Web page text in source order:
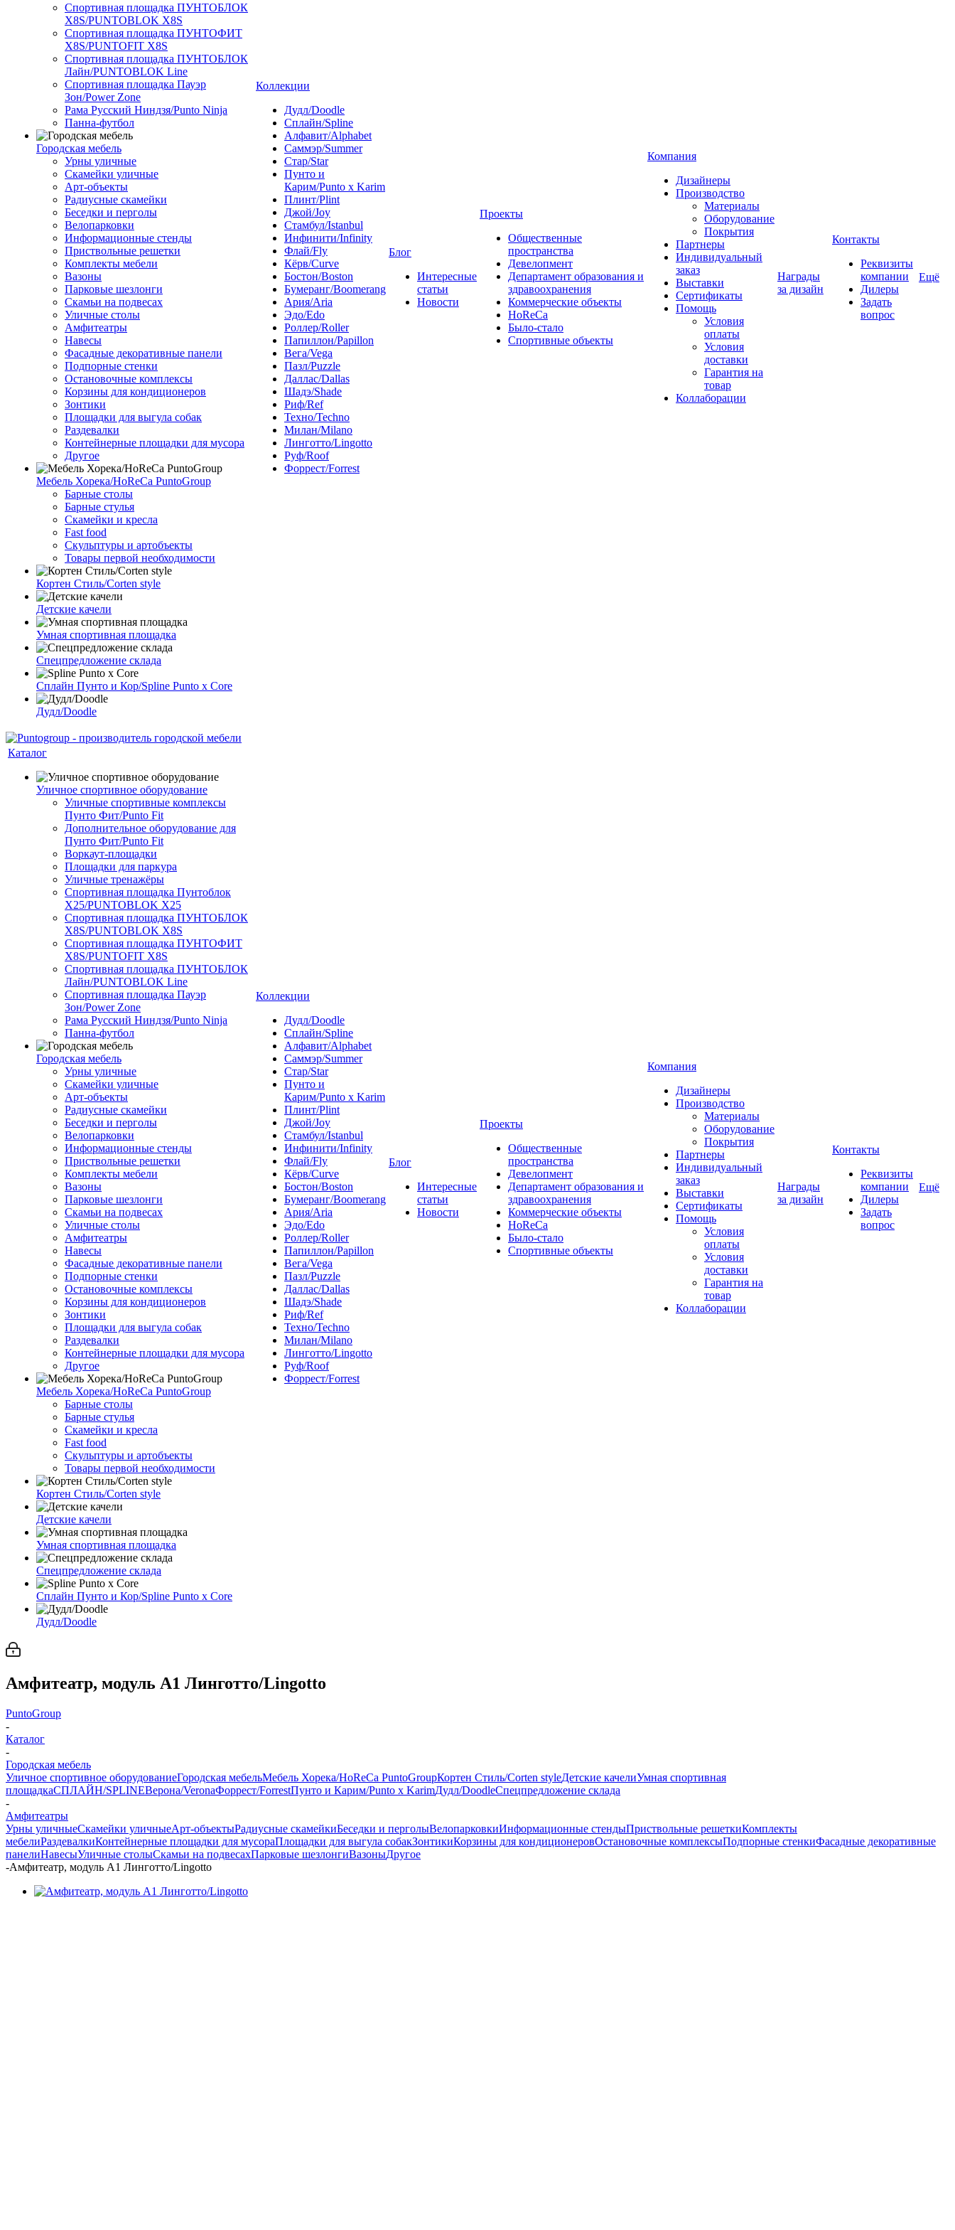
Спортивная площадка ПУНТОБЛОК
X8S/PUNTOBLOK X8S
Спортивная площадка ПУНТОФИТ
X8S/PUNTOFIT X8S
Спортивная площадка ПУНТОБЛОК
Лайн/PUNTOBLOK Line
Спортивная площадка Пауэр
Зон/Power Zone
Рама Русский Ниндзя/Punto Ninja
Панна-футбол
Городская мебель
Урны уличные
Скамейки уличные
Арт-объекты
Радиусные скамейки
Беседки и перголы
Велопарковки
Информационные стенды
Приствольные решетки
Комплекты мебели
Вазоны
Парковые шезлонги
Скамьи на подвесах
Уличные столы
Амфитеатры
Навесы
Фасадные декоративные панели
Подпорные стенки
Остановочные комплексы
Корзины для кондиционеров
Зонтики
Площадки для выгула собак
Раздевалки
Контейнерные площадки для мусора
Другое
Мебель Хорека/HoReCa PuntoGroup
Барные столы
Барные стулья
Скамейки и кресла
Fast food
Скульптуры и артобъекты
Товары первой необходимости
Кортен Стиль/Corten style
Детские качели
Умная спортивная площадка
Спецпредложение склада
Сплайн Пунто и Кор/Spline Punto x Core
Дудл/Doodle
Коллекции
Дудл/Doodle
Сплайн/Spline
Алфавит/Alphabet
Саммэр/Summer
Стар/Star
Пунто и
Карим/Punto x Karim
Плинт/Plint
Джой/Joy
Стамбул/Istanbul
Инфинити/Infinity
Флай/Fly
Кёрв/Curve
Бостон/Boston
Бумеранг/Boomerang
Ария/Aria
Эдо/Edo
Роллер/Roller
Папиллон/Papillon
Вега/Vega
Пазл/Puzzle
Даллас/Dallas
Шадэ/Shade
Риф/Ref
Техно/Techno
Милан/Milano
Линготто/Lingotto
Руф/Roof
Форрест/Forrest
Блог
Интересные
статьи
Новости
Проекты
Общественные
пространства
Девелопмент
Департамент образования и
здравоохранения
Коммерческие объекты
HoReCa
Было-стало
Спортивные объекты
Компания
Дизайнеры
Производство
Материалы
Оборудование
Покрытия
Партнеры
Индивидуальный
заказ
Выставки
Сертификаты
Помощь
Условия
оплаты
Условия
доставки
Гарантия на
товар
Коллаборации
Награды
за дизайн
Контакты
Реквизиты
компании
Дилеры
Задать
вопрос
Ещё
Каталог
Уличное спортивное оборудование
Уличные спортивные комплексы
Пунто Фит/Punto Fit
Дополнительное оборудование для
Пунто Фит/Punto Fit
Воркаут-площадки
Площадки для паркура
Уличные тренажёры
Спортивная площадка Пунтоблок
Х25/PUNTOBLOK X25
Спортивная площадка ПУНТОБЛОК
X8S/PUNTOBLOK X8S
Спортивная площадка ПУНТОФИТ
X8S/PUNTOFIT X8S
Спортивная площадка ПУНТОБЛОК
Лайн/PUNTOBLOK Line
Спортивная площадка Пауэр
Зон/Power Zone
Рама Русский Ниндзя/Punto Ninja
Панна-футбол
Городская мебель
Урны уличные
Скамейки уличные
Арт-объекты
Радиусные скамейки
Беседки и перголы
Велопарковки
Информационные стенды
Приствольные решетки
Комплекты мебели
Вазоны
Парковые шезлонги
Скамьи на подвесах
Уличные столы
Амфитеатры
Навесы
Фасадные декоративные панели
Подпорные стенки
Остановочные комплексы
Корзины для кондиционеров
Зонтики
Площадки для выгула собак
Раздевалки
Контейнерные площадки для мусора
Другое
Мебель Хорека/HoReCa PuntoGroup
Барные столы
Барные стулья
Скамейки и кресла
Fast food
Скульптуры и артобъекты
Товары первой необходимости
Кортен Стиль/Corten style
Детские качели
Умная спортивная площадка
Спецпредложение склада
Сплайн Пунто и Кор/Spline Punto x Core
Дудл/Doodle
Коллекции
Дудл/Doodle
Сплайн/Spline
Алфавит/Alphabet
Саммэр/Summer
Стар/Star
Пунто и
Карим/Punto x Karim
Плинт/Plint
Джой/Joy
Стамбул/Istanbul
Инфинити/Infinity
Флай/Fly
Кёрв/Curve
Бостон/Boston
Бумеранг/Boomerang
Ария/Aria
Эдо/Edo
Роллер/Roller
Папиллон/Papillon
Вега/Vega
Пазл/Puzzle
Даллас/Dallas
Шадэ/Shade
Риф/Ref
Техно/Techno
Милан/Milano
Линготто/Lingotto
Руф/Roof
Форрест/Forrest
Блог
Интересные
статьи
Новости
Проекты
Общественные
пространства
Девелопмент
Департамент образования и
здравоохранения
Коммерческие объекты
HoReCa
Было-стало
Спортивные объекты
Компания
Дизайнеры
Производство
Материалы
Оборудование
Покрытия
Партнеры
Индивидуальный
заказ
Выставки
Сертификаты
Помощь
Условия
оплаты
Условия
доставки
Гарантия на
товар
Коллаборации
Награды
за дизайн
Контакты
Реквизиты
компании
Дилеры
Задать
вопрос
Ещё
Амфитеатр, модуль A1 Линготто/Lingotto
PuntoGroup
-
Каталог
-
Городская мебель
Уличное спортивное оборудованиеГородская мебельМебель Хорека/HoReCa PuntoGroupКортен Стиль/Corten styleДетские качелиУмная спортивная
площадкаСПЛАЙН/SPLINEВерона/VeronaФоррест/ForrestПунто и Карим/Punto x KarimДудл/DoodleСпецпредложение склада
-
Амфитеатры
Урны уличныеСкамейки уличныеАрт-объектыРадиусные скамейкиБеседки и перголыВелопарковкиИнформационные стендыПриствольные решеткиКомплекты
мебелиРаздевалкиКонтейнерные площадки для мусораПлощадки для выгула собакЗонтикиКорзины для кондиционеровОстановочные комплексыПодпорные стенкиФасадные декоративные
панелиНавесыУличные столыСкамьи на подвесахПарковые шезлонгиВазоныДругое
-Амфитеатр, модуль A1 Линготто/Lingotto